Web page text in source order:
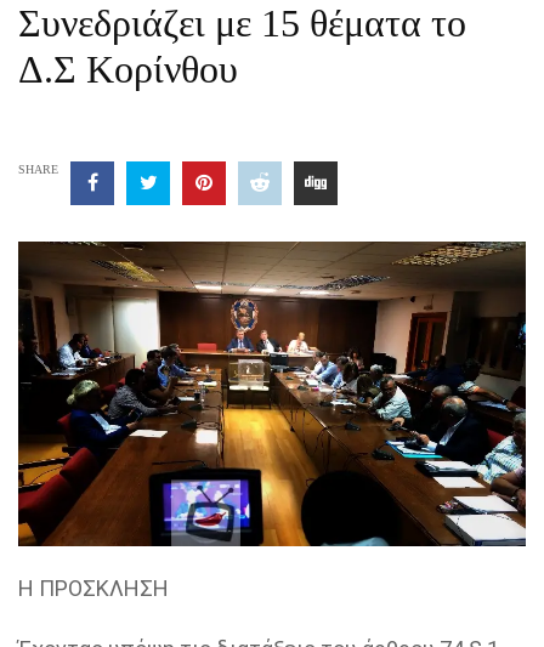
Συνεδριάζει με 15 θέματα το
Δ.Σ Κορίνθου
SHARE
Η ΠΡΟΣΚΛΗΣΗ